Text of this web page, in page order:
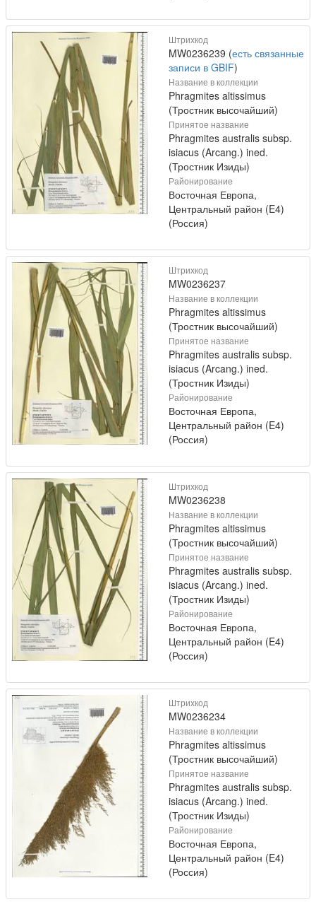
Штрихкод
MW0236239 (есть связанные
записи в GBIF)
Название в коллекции
Phragmites altissimus
(Тростник высочайший)
Принятое название
Phragmites australis subsp.
isiacus (Arcang.) ined.
(Тростник Изиды)
Районирование
Восточная Европа,
Центральный район (E4)
(Россия)
Штрихкод
MW0236237
Название в коллекции
Phragmites altissimus
(Тростник высочайший)
Принятое название
Phragmites australis subsp.
isiacus (Arcang.) ined.
(Тростник Изиды)
Районирование
Восточная Европа,
Центральный район (E4)
(Россия)
Штрихкод
MW0236238
Название в коллекции
Phragmites altissimus
(Тростник высочайший)
Принятое название
Phragmites australis subsp.
isiacus (Arcang.) ined.
(Тростник Изиды)
Районирование
Восточная Европа,
Центральный район (E4)
(Россия)
Штрихкод
MW0236234
Название в коллекции
Phragmites altissimus
(Тростник высочайший)
Принятое название
Phragmites australis subsp.
isiacus (Arcang.) ined.
(Тростник Изиды)
Районирование
Восточная Европа,
Центральный район (E4)
(Россия)